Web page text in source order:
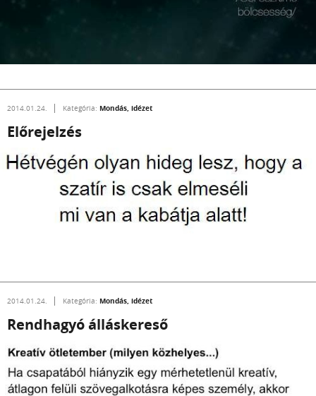
2014.01.24. Kategória: Mondás, idézet
Előrejelzés
2014.01.24. Kategória: Mondás, idézet
Rendhagyó álláskereső